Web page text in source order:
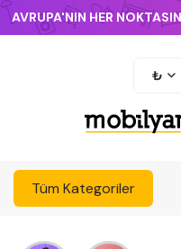
AVRUPA'NIN HER
₺
Tüm Kategoriler